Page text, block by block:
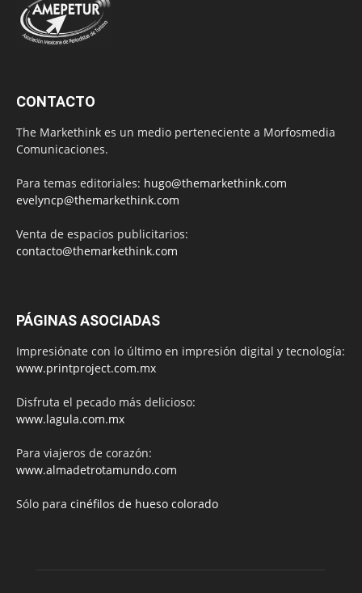
CONTACTO
The Markethink es un medio perteneciente a Morfosmedia
Comunicaciones.
Para temas editoriales: hugo@themarkethink.com
evelyncp@themarkethink.com
Venta de espacios publicitarios:
contacto@themarkethink.com
PÁGINAS ASOCIADAS
Impresiónate con lo último en impresión digital y tecnología:
www.printproject.com.mx
Disfruta el pecado más delicioso:
www.lagula.com.mx
Para viajeros de corazón:
www.almadetrotamundo.com
Sólo para cinéfilos de hueso colorado